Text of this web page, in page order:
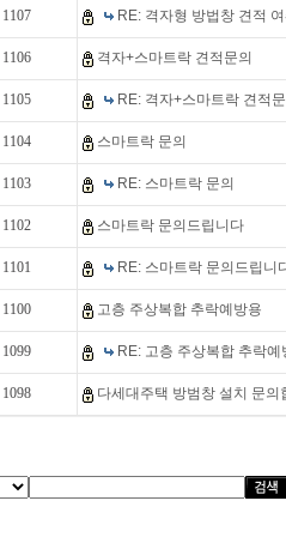
1107 RE: 격자형 방법창 견적
1106 격자+스마트락 견적문의
1105 RE: 격자+스마트락 견적
1104 스마트락 문의
1103 RE: 스마트락 문의
1102 스마트락 문의드립니다
1101 RE: 스마트락 문의드립니
1100 고층 주상복합 추락예방용
1099 RE: 고층 주상복합 추락예
1098 다세대주택 방범창 설치 문의